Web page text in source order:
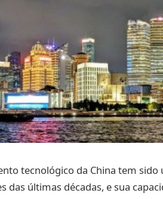
tecnológico da China tem
das últimas décadas, e sua